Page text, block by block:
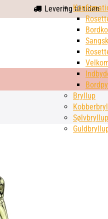
Levering til tiden
Bryllup
Sølvbryllup